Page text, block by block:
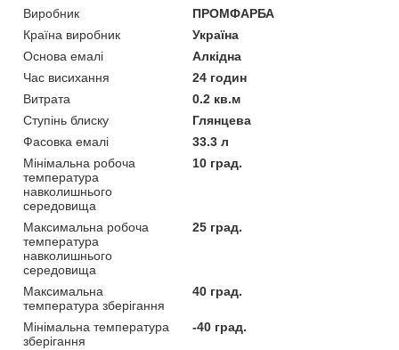
Виробник
ПРОМФАРБА
Країна виробник
Україна
Основа емалі
Алкідна
Час висихання
24 годин
Витрата
0.2 кв.м
Ступінь блиску
Глянцева
Фасовка емалі
33.3 л
Мінімальна робоча
температура
навколишнього
середовища
10 град.
Максимальна робоча
температура
навколишнього
середовища
25 град.
Максимальна
температура зберігання
40 град.
Мінімальна температура
зберігання
-40 град.